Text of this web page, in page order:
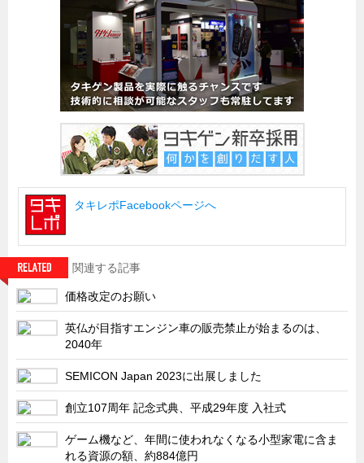
船舶・港湾設備
試作・特注品の事例集
SDGs配慮・脱炭素
省力化製品
配電盤・分電盤・キュービクル
医療・福祉・介護関連
ロボット・自動化装置関連
二次電池関連
EV・PHEV充電器関連
再生可能エネルギー
農業関連
半導体製造装置関連
共同溝・無電柱化関連
サーバーラック・エンクロジャー
特装車・バス・トラック関連
フリーザー・フードマシナリー関連
自動販売機・自動改札機関連
タキレポFacebookページへ
関連する記事
価格改定のお願い
英仏が目指すエンジン車の販売禁止が始まるのは、
2040年
SEMICON Japan 2023に出展しました
創立107周年 記念式典、平成29年度 入社式
ゲーム機など、年間に使われなくなる小型家電に含ま
れる資源の額、約884億円